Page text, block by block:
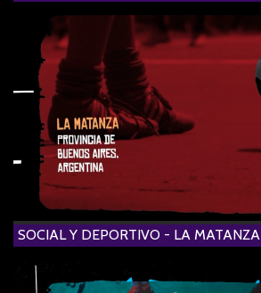
SOCIAL Y DEPORTIVO - LA MATANZA